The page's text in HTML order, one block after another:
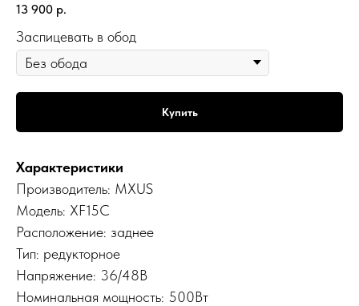
13 900 р.
Заспицевать в обод
Купить
Характеристики
Производитель: MXUS
Модель: XF15С
Расположение: заднее
Тип: редукторное
Напряжение: 36/48В
Номинальная мощность: 500Вт